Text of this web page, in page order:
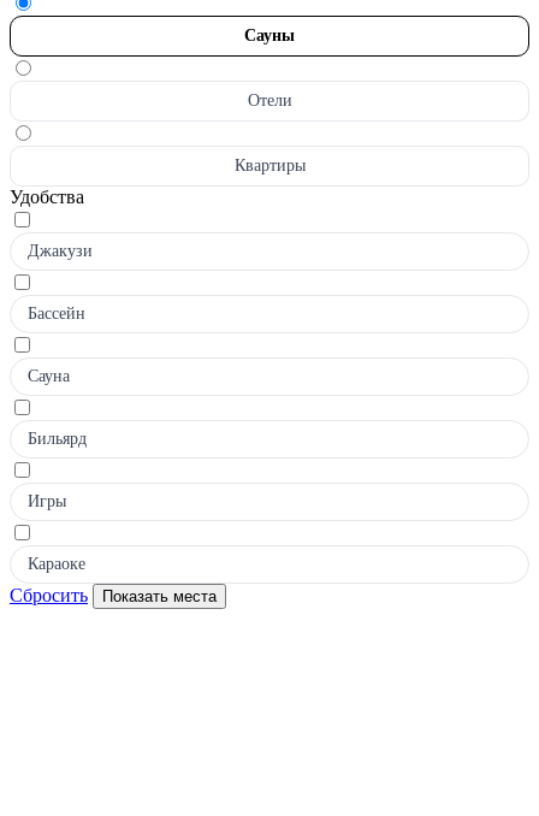
Сауны
Отели
Квартиры
Удобства
Джакузи
Бассейн
Сауна
Бильярд
Игры
Караоке
Сбросить Показать места